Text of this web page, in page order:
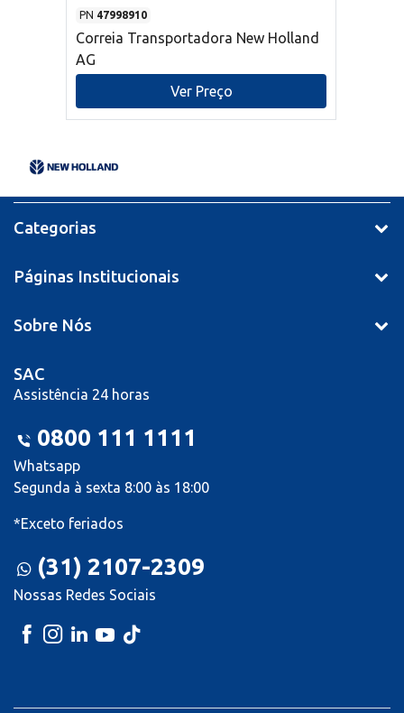
PN 47998910
Correia Transportadora New Holland
AG
Ver Preço
Categorias
Páginas Institucionais
Sobre Nós
SAC
Assistência 24 horas
0800 111 1111
Whatsapp
Segunda à sexta 8:00 às 18:00
*Exceto feriados
(31) 2107-2309
Nossas Redes Sociais